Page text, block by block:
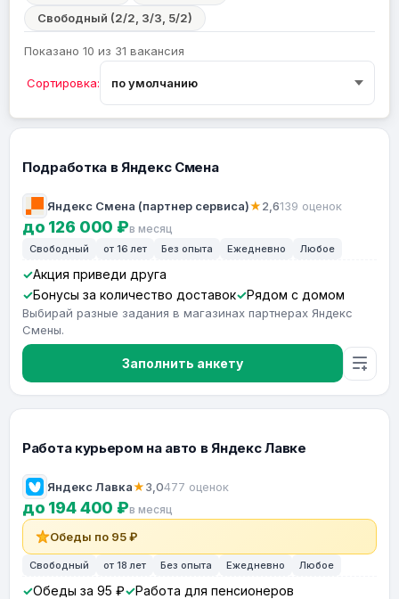
Свободный (2/2, 3/3, 5/2)
Показано 10 из 31 вакансия
Сортировка:
Подработка в Яндекс Смена
Яндекс Смена (партнер сервиса)★2,6139 оценок
до 126 000 ₽в месяц
Свободный от 16 лет Без опыта Ежедневно Любое
Акция приведи друга
Бонусы за количество доставок
Рядом с домом
Выбирай разные задания в магазинах партнерах Яндекс
Смены.
Заполнить анкету
Работа курьером на авто в Яндекс Лавке
Яндекс Лавка★3,0477 оценок
до 194 400 ₽в месяц
Обеды по 95 ₽
Свободный от 18 лет Без опыта Ежедневно Любое
Обеды за 95 ₽
Работа для пенсионеров